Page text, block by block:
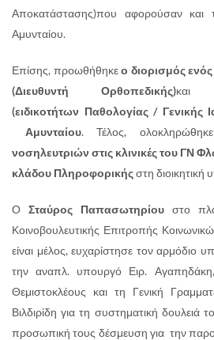
Αποκατάστασης)που αφορούσαν και
Αμυνταίου.
Επίσης, προωθήθηκεο διορισμός
(Διευθυντή Ορθοπεδικής)
(ειδικοτήτων Παθολογίας / Γενικής
Αμυνταίου. Τέλος,
νοσηλευτριών στις κλινικές του ΓΝ
κλάδου Πληροφορικήςστη διοικητική
Ο Σταύρος Παπασωτηρίου στο
Κοινοβουλευτικής Επιτροπής
είναι μέλος, ευχαρίστησε τον αρμόδιο
την αναπλ. υπουργό Ειρ.
Θεμιστοκλέους και τη Γενική
Βιλδιρίδη για τη συστηματική
προσωπική τους δέσμευση για την